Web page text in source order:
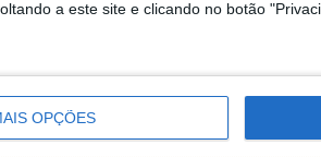
a este site e clicando no botão
OPÇÕES